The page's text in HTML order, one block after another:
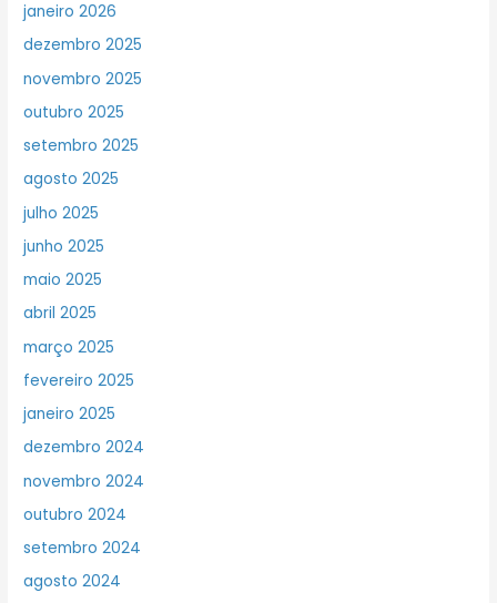
janeiro 2026
dezembro 2025
novembro 2025
outubro 2025
setembro 2025
agosto 2025
julho 2025
junho 2025
maio 2025
abril 2025
março 2025
fevereiro 2025
janeiro 2025
dezembro 2024
novembro 2024
outubro 2024
setembro 2024
agosto 2024